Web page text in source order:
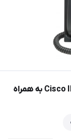
تلفن استوک آی پی سیسکو Cisco IP Phone 7965G به همراه